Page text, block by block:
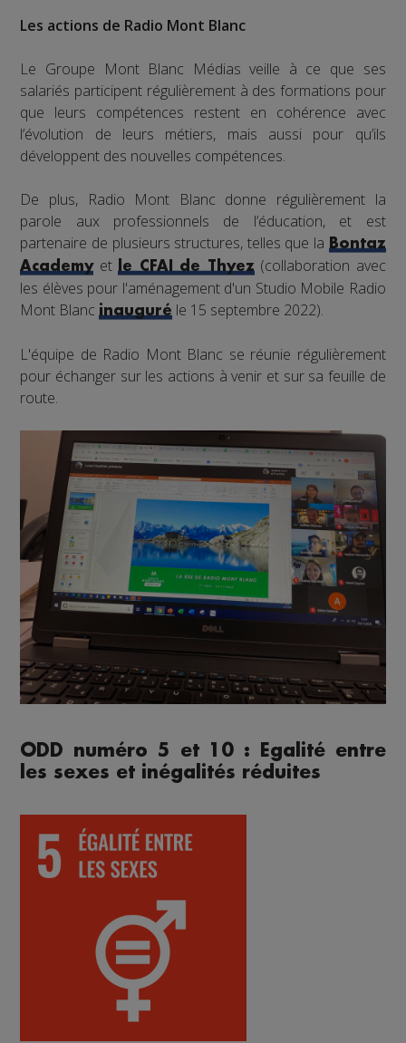
Les actions de Radio Mont Blanc
Le Groupe Mont Blanc Médias veille à ce que ses
salariés participent régulièrement à des formations pour
que leurs compétences restent en cohérence avec
l’évolution de leurs métiers, mais aussi pour qu’ils
développent des nouvelles compétences.
De plus, Radio Mont Blanc donne régulièrement la
parole aux professionnels de l’éducation, et est
partenaire de plusieurs structures, telles que la
Bontaz
Academyet le CFAI de Thyez(collaboration avec
les élèves pour l'aménagement d'un Studio Mobile Radio
Mont Blancinauguré le 15 septembre 2022).
L'équipe de Radio Mont Blanc se réunie régulièrement
pour échanger sur les actions à venir et sur sa feuille de
route.
ODD numéro 5 et 10 : Egalité entre
les sexes et inégalités réduites